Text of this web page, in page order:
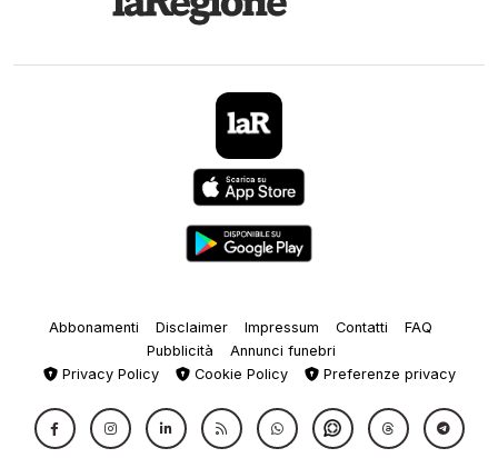
Abbonamenti Disclaimer Impressum Contatti
FAQ
Pubblicità
Annunci funebri
Privacy Policy
Cookie Policy Preferenze privacy